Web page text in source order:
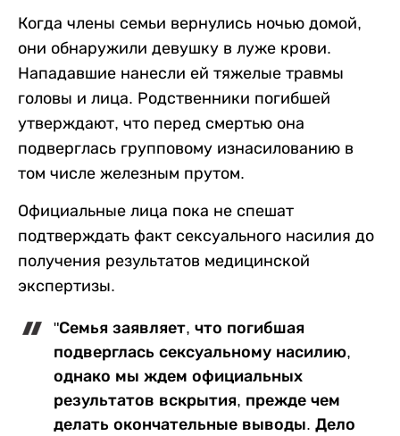
Когда члены семьи вернулись ночью домой,
они обнаружили девушку в луже крови.
Нападавшие нанесли ей тяжелые травмы
головы и лица. Родственники погибшей
утверждают, что перед смертью она
подверглась групповому изнасилованию в
том числе железным прутом.
Официальные лица пока не спешат
подтверждать факт сексуального насилия до
получения результатов медицинской
экспертизы.
"Семья заявляет, что погибшая
подверглась сексуальному насилию,
однако мы ждем официальных
результатов вскрытия, прежде чем
делать окончательные выводы. Дело